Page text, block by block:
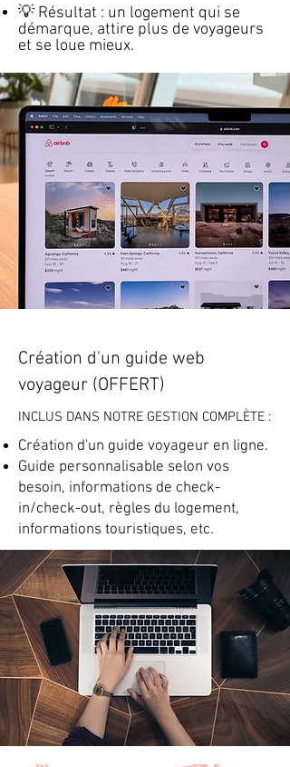
💡 Résultat : un logement qui se
démarque, attire plus de voyageurs
et se loue mieux.
Création d'un guide web
voyageur (OFFERT)
INCLUS DANS NOTRE GESTION COMPLÈTE :
Création d'un guide voyageur en ligne.
Guide personnalisable selon vos
besoin, informations de check-
in/check-out, règles du logement,
informations touristiques, etc.